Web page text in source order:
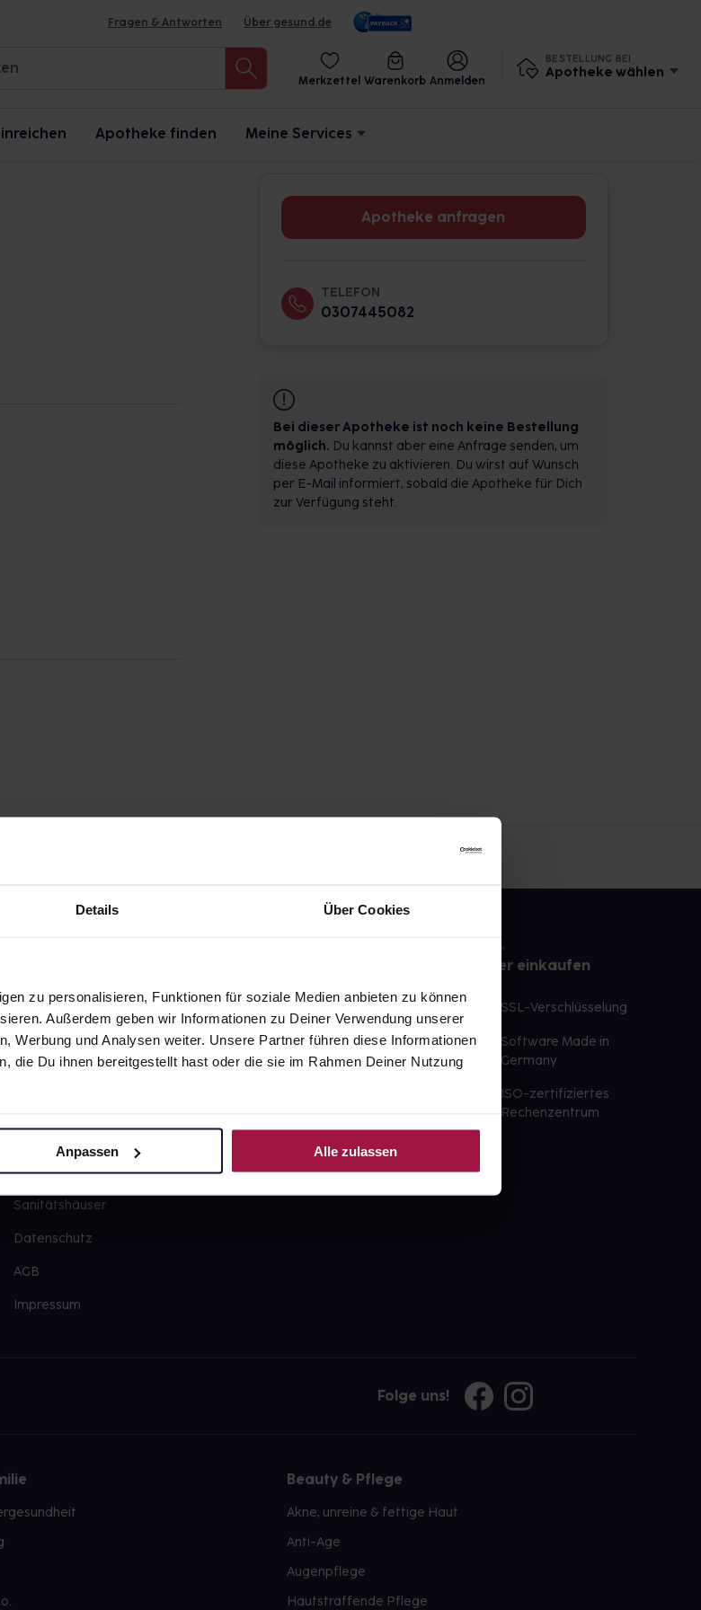
Details Über Cookies
zu personalisieren, Funktionen für soziale Medien anbieten zu können
Außerdem geben wir Informationen zu Deiner Verwendung unserer
Werbung und Analysen weiter. Unsere Partner führen diese Informationen
die Du ihnen bereitgestellt hast oder die sie im Rahmen Deiner Nutzung
Anpassen Alle zulassen
Fragen & Antworten Über gesund.de
Merkzettel Warenkorb Anmelden
BESTELLUNG BEI
Apotheke wählen
Apotheke finden Meine Services
Apotheke anfragen
TELEFON
0307445082
Bei dieser Apotheke ist noch keine Bestellung
möglich. Du kannst aber eine Anfrage senden, um
diese Apotheke zu aktivieren. Du wirst auf Wunsch
per E-Mail informiert, sobald die Apotheke für Dich
zur Verfügung steht.
Über uns
Karriere
gesund-versorger.de
Sanitätshäuser
Datenschutz
AGB
Impressum
Ausgewählte Wunschprodukte
sofort abholbereit
Lieferung für sofort verfügbare
Große Auswahl an Apotheken
Sicher einkaufen
SSL-Verschlüsselung
Software Made in
Germany
ISO-zertifiziertes
Rechenzentrum
Folge uns!
Beauty & Pflege
Akne, unreine & fettige Haut
Anti-Age
Augenpflege
Hautstraffende Pflege